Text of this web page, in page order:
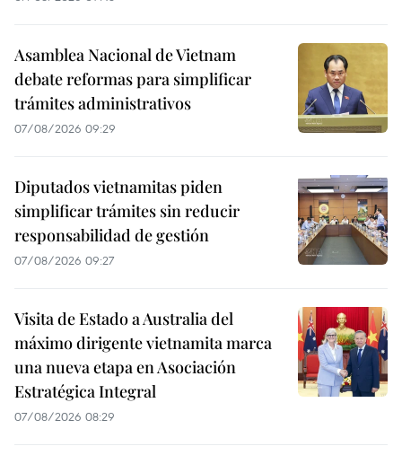
Asamblea Nacional de Vietnam
debate reformas para simplificar
trámites administrativos
07/08/2026 09:29
Diputados vietnamitas piden
simplificar trámites sin reducir
responsabilidad de gestión
07/08/2026 09:27
Visita de Estado a Australia del
máximo dirigente vietnamita marca
una nueva etapa en Asociación
Estratégica Integral
07/08/2026 08:29